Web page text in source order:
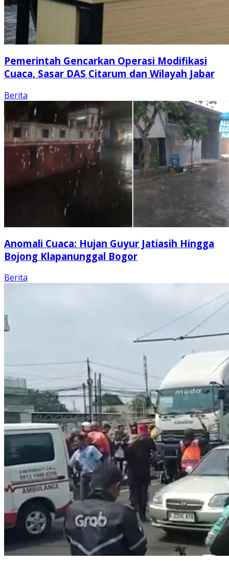
Pemerintah Gencarkan Operasi Modifikasi
Cuaca, Sasar DAS Citarum dan Wilayah Jabar
Berita
Anomali Cuaca: Hujan Guyur Jatiasih Hingga
Bojong Klapanunggal Bogor
Berita